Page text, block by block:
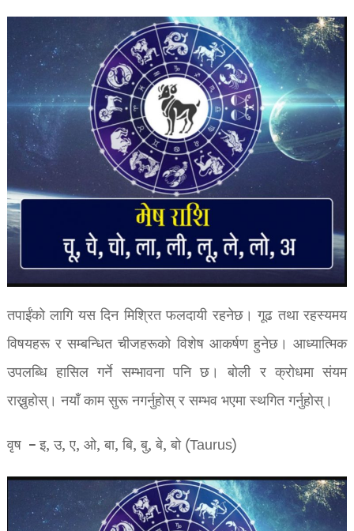
तपाईंको लागि यस दिन मिश्रित फलदायी रहनेछ। गूढ तथा रहस्यमय
विषयहरू र सम्बन्धित चीजहरूको विशेष आकर्षण हुनेछ। आध्यात्मिक
उपलब्धि हासिल गर्ने सम्भावना पनि छ। बोली र क्रोधमा संयम
राख्नुहोस्। नयाँ काम सुरू नगर्नुहोस् र सम्भव भएमा स्थगित गर्नुहोस्।
वृष – इ, उ, ए, ओ, बा, बि, बु, बे, बो (Taurus)